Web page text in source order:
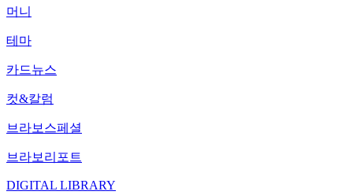
머니
테마
카드뉴스
컷&칼럼
브라보스페셜
브라보리포트
DIGITAL LIBRARY